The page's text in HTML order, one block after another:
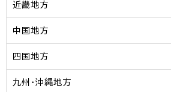
近畿地方
中国地方
四国地方
九州・沖縄地方